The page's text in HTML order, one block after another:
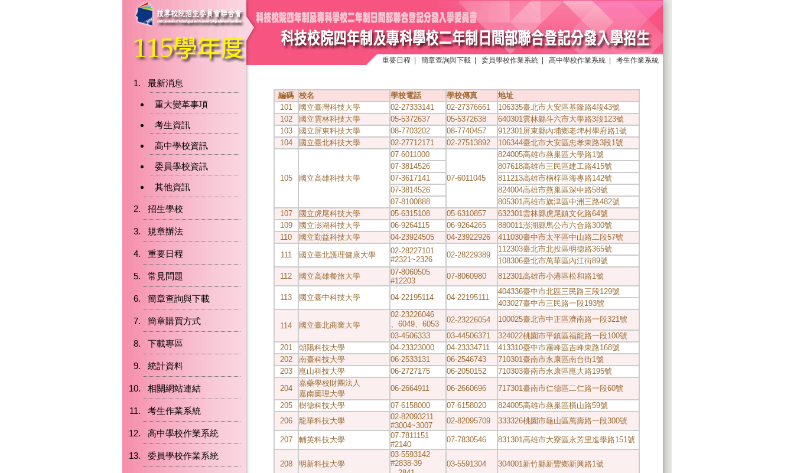
重要日程 簡章查詢與下載 委員學校作業系統 高中學校作業系統 考生作業系統
最新消息
重大變革事項
考生資訊
高中學校資訊
委員學校資訊
其他資訊
招生學校
規章辦法
重要日程
常見問題
簡章查詢與下載
簡章購買方式
下載專區
統計資料
相關網站連結
考生作業系統
高中學校作業系統
委員學校作業系統
編碼 校名 學校電話 學校傳真
地址
101
國立臺灣科技大學 02-27333141 02-27376661
106335臺北市大安區基隆路4段43號
102
國立雲林科技大學 05-5372637 05-5372638
640301雲林縣斗六市大學路3段123號
103
國立屏東科技大學 08-7703202 08-7740457
912301屏東縣內埔鄉老埤村學府路1號
104
國立臺北科技大學 02-27712171 02-27513892 106344臺北市大安區忠孝東路3段1號
105 國立高雄科技大學
07-6011000
07-6011045
824005高雄市燕巢區大學路1號
07-3814526
807618高雄市三民區建工路415號
07-3617141
811213高雄市楠梓區海專路142號
07-3814526
824004高雄市燕巢區深中路58號
07-8100888
805301高雄市旗津區中洲三路482號
107
國立虎尾科技大學 05-6315108 05-6310857
632301雲林縣虎尾鎮文化路64號
109
國立澎湖科技大學 06-9264115 06-9264265
880011澎湖縣馬公市六合路300號
110
國立勤益科技大學 04-23924505 04-23922926
411030臺中市太平區中山路二段57號
111
國立臺北護理健康大學
02-28227101
#2321~2326
02-28229389
112303臺北市北投區明德路365號
108306臺北市萬華區內江街89號
112
國立高雄餐旅大學
07-8060505
#12203
07-8060980 812301高雄市小港區松和路1號
113 國立臺中科技大學 04-22195114 04-22195111
404336臺中市北區三民路三段129號
403027臺中市三民路一段193號
114 國立臺北商業大學
02-23226046
、6049、6053
02-23226054
100025臺北市中正區濟南路一段321號
03-4506333
03-44506371
324022桃園市平鎮區福龍路一段100號
201
朝陽科技大學 04-23323000 04-23334711
413310臺中市霧峰區吉峰東路168號
202
南臺科技大學 06-2533131 06-2546743
710301臺南市永康區南台街1號
203
崑山科技大學 06-2727175 06-2050152
710303臺南市永康區崑大路195號
204
嘉藥學校財團法人
嘉南藥理大學
06-2664911 06-2660696
717301臺南市仁德區二仁路一段60號
205
樹德科技大學 07-6158000 07-6158020
824005高雄市燕巢區橫山路59號
206
龍華科技大學
02-82093211
#3004~3007
02-82095709 333326桃園市龜山區萬壽路一段300號
207 輔英科技大學
07-7811151
#2140
07-7830546 831301高雄市大寮區永芳里進學路151號
208 明新科技大學
03-5593142
#2838-39
03-5591304 304001新竹縣新豐鄉新興路1號